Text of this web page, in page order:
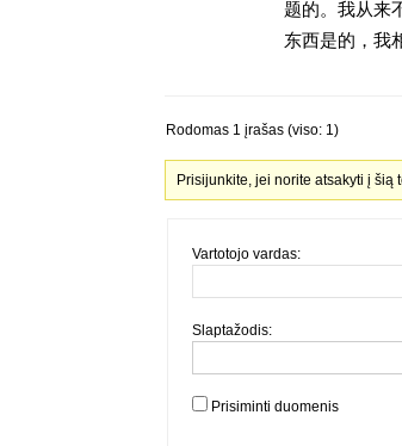
题的。我从来
东西是的，我
Rodomas 1 įrašas (viso: 1)
Prisijunkite, jei norite atsakyti į šią
Vartotojo vardas:
Slaptažodis:
Prisiminti duomenis